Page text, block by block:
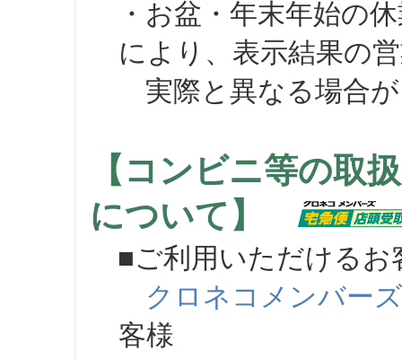
・お盆・年末年始の
により、表示結果の
実際と異なる場合が
【コンビニ等の取
について】
■ご利用いただけるお
クロネコメンバーズ
客様